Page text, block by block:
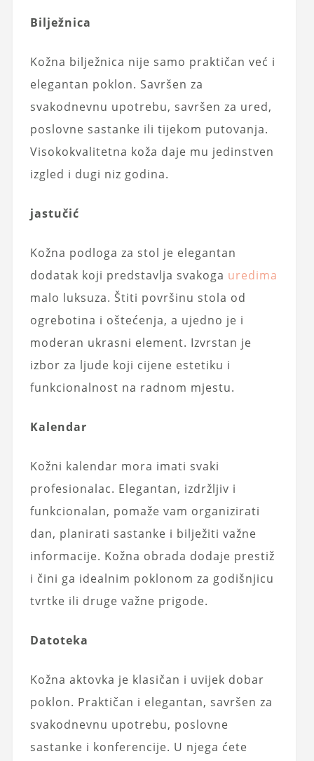
Bilježnica
Kožna bilježnica nije samo praktičan već i
elegantan poklon. Savršen za
svakodnevnu upotrebu, savršen za ured,
poslovne sastanke ili tijekom putovanja.
Visokokvalitetna koža daje mu jedinstven
izgled i dugi niz godina.
jastučić
Kožna podloga za stol je elegantan
dodatak koji predstavlja svakoga uredima
malo luksuza. Štiti površinu stola od
ogrebotina i oštećenja, a ujedno je i
moderan ukrasni element. Izvrstan je
izbor za ljude koji cijene estetiku i
funkcionalnost na radnom mjestu.
Kalendar
Kožni kalendar mora imati svaki
profesionalac. Elegantan, izdržljiv i
funkcionalan, pomaže vam organizirati
dan, planirati sastanke i bilježiti važne
informacije. Kožna obrada dodaje prestiž
i čini ga idealnim poklonom za godišnjicu
tvrtke ili druge važne prigode.
Datoteka
Kožna aktovka je klasičan i uvijek dobar
poklon. Praktičan i elegantan, savršen za
svakodnevnu upotrebu, poslovne
sastanke i konferencije. U njega ćete